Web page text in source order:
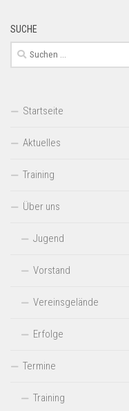
SUCHE
Suchen
nach:
Startseite
Aktuelles
Training
Über uns
Jugend
Vorstand
Vereinsgelände
Erfolge
Termine
Training